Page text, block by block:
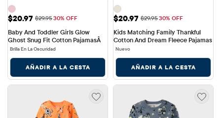
Precio de venta: $20.97
$20.97
Baby And Toddler Girls Glow
Ghost Snug Fit Cotton PajamasÂ
Brilla En La Oscuridad
AÑADIR A LA CESTA
Precio de venta: $20.97
$20.97
Kids Matching Family Thankful
Cotton And Dream Fleece Pajamas
Nuevo
AÑADIR A LA CESTA